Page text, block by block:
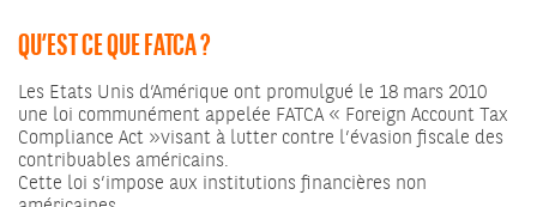
QU’EST CE QUE FATCA ?
Les Etats Unis d’Amérique ont promulgué le 18 mars 2010
une loi communément appelée FATCA « Foreign Account Tax
Compliance Act »visant à lutter contre l’évasion fiscale des
contribuables américains.
Cette loi s’impose aux institutions financières non